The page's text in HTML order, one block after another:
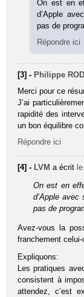
On est en
d’Apple
pas de
Répondre ici
[3] - Philippe
Merci pour ce
J’ai
rapidité des
un bon équilibre
Répondre ici
[4] - LVM a écrit
On est en
d’Apple avec
pas de
Avez-vous la
franchement
Expliquons:
Les pratiques
consistent à
attendez, c’est